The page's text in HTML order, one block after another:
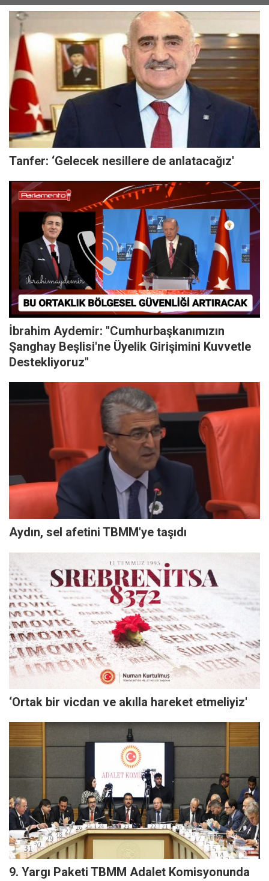
Tanfer: ‘Gelecek nesillere de anlatacağız'
İbrahim Aydemir: "Cumhurbaşkanımızın
Şanghay Beşlisi'ne Üyelik Girişimini Kuvvetle
Destekliyoruz"
Aydın, sel afetini TBMM'ye taşıdı
‘Ortak bir vicdan ve akılla hareket etmeliyiz'
9. Yargı Paketi TBMM Adalet Komisyonunda